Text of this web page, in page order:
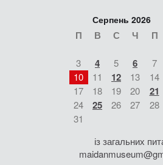
Серпень 2026
П В С Ч П
3 4 5 6 7
10
11 12 13 14
17
18 19 20 21
24
25 26 27 28
31
із загальних